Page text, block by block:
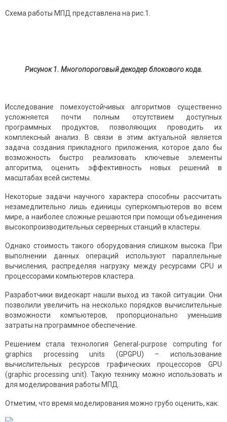
Схема работы МПД представлена на рис.1.
Рисунок 1. Многопороговый декодер блокового кода.
Исследование помехоустойчивых алгоритмов существенно
усложняется почти полным отсутствием доступных
программных продуктов, позволяющих проводить их
комплексный анализ. В связи в этим актуальной является
задача создания прикладного приложения, которое дало бы
возможность быстро реализовать ключевые элементы
алгоритма, оценить эффективность новых решений в
масштабах всей системы.
Некоторые задачи научного характера способны рассчитать
незамедлительно лишь единицы суперкомпьютеров во всем
мире, а наиболее сложные решаются при помощи объединения
высокопроизводительных серверных станций в кластеры.
Однако стоимость такого оборудования слишком высока. При
выполнении данных операций используют параллельные
вычисления, распределяя нагрузку между ресурсами CPU и
процессорами компьютеров кластера.
Разработчики видеокарт нашли выход из такой ситуации. Они
позволили увеличить на несколько порядков вычислительные
возможности компьютеров, пропорционально уменьшив
затраты на программное обеспечение.
Решением стала технология General-purpose computing for
graphics processing units (GPGPU) – использование
вычислительных ресурсов графических процессоров GPU
(graphic processing unit). Такую технику можно использовать и
для моделирования работы МПД.
Отметим, что время моделирования можно грубо оценить, как: